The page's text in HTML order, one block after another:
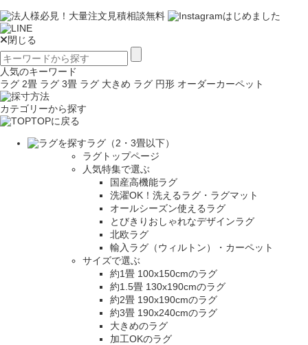
閉じる
人気のキーワード
ラグ 2畳 ラグ 3畳 ラグ 大きめ ラグ 円形 オーダーカーペット
カテゴリーから探す
TOPに戻る
ラグ（2・3畳以下）
ラグトップページ
人気特集で選ぶ
国産高機能ラグ
洗濯OK！洗えるラグ・ラグマット
オールシーズン使えるラグ
とびきりおしゃれなデザインラグ
北欧ラグ
輸入ラグ（ウィルトン）・カーペット
サイズで選ぶ
約1畳 100x150cmのラグ
約1.5畳 130x190cmのラグ
約2畳 190x190cmのラグ
約3畳 190x240cmのラグ
大きめのラグ
加工OKのラグ